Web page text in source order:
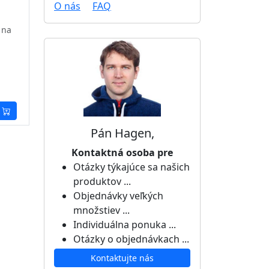
O nás FAQ
Pán Hagen,
Kontaktná osoba pre
Otázky týkajúce sa našich
produktov ...
Objednávky veľkých
množstiev ...
Individuálna ponuka ...
Otázky o objednávkach ...
Kontaktujte nás